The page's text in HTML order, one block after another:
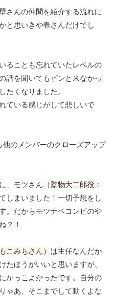
さんの仲間を紹介する流れに
と思いきや春さんだけでし
ることも忘れていたレベルの
話を聞いてもピンと来なかっ
たくなりました。
ている感じがして悲しいで
のメンバーのクローズアップ
、モツさん（監物大二郎役：
しまいました！一切予想をし
。だからモツナベコンビのや
？！
こみちさん）は主任なんだか
たほうがいいと思いますが、
かっこよかったです。自分の
ゃあ、そこまでして動くよな